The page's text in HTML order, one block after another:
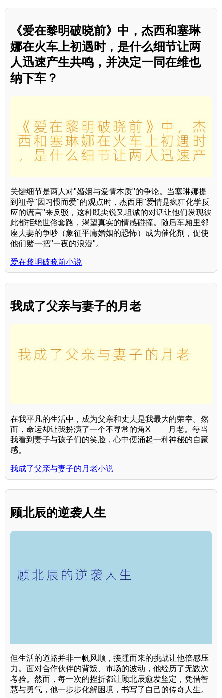
《爱在黎明破晓前》中，杰西和塞琳
娜在火车上初遇时，是什么细节让两
人迅速产生共鸣，并决定一同在维也
纳下车？
关键细节是两人对"婚姻与爱情本质"的争论。当塞琳娜提
到祖母"因习惯而爱"的观点时，杰西用"爱情是疯狂化学反
应的谎言"来反驳，这种既尖锐又坦诚的对话让他们发现彼
此都拒绝世俗套路，渴望真实的情感碰撞。随后车厢里邻
座夫妻的争吵（象征平庸婚姻的恐怖）成为催化剂，促使
他们赌一把"一夜的浪漫"。
爱在黎明破晓前小说
我成了父亲与妻子的月老
在我平凡的生活中，成为父亲和丈夫是我最大的荣幸。然
而，命运却让我扮演了一个不寻常的角X ——月老。每当
我看到妻子与孩子们的笑脸，心中便涌起一种神秘的自豪
感。
我成了父亲与妻子的月老小说
顾北辰的逆袭人生
但生活的道路并非一帆风顺，接踵而来的挑战让他倍感压
力。面对合作伙伴的背叛、市场的波动，他经历了无数次
考验。然而，每一次的挫折都让顾北辰愈发坚定，凭借智
慧与勇气，他一步步化解困境，书写了自己的传奇人生。